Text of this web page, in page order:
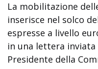
La mobilitazione
inserisce nel solco
espresse a livello
in una lettera inviata
Presidente della